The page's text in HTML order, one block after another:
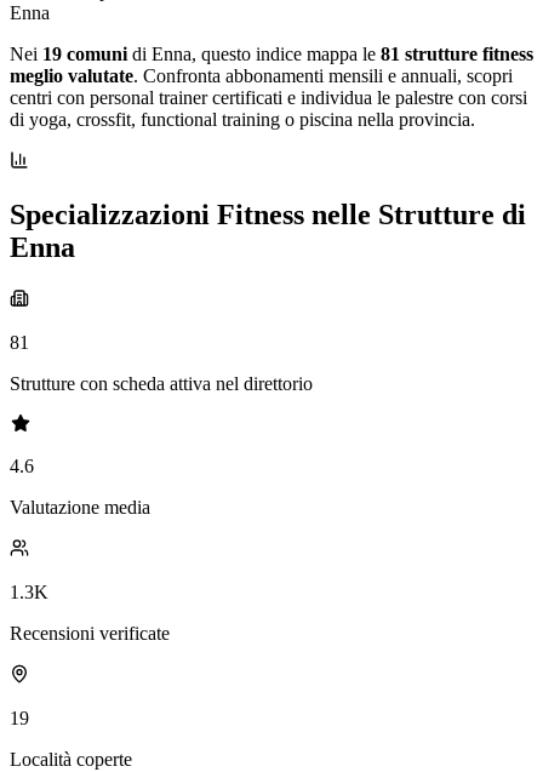
Enna
Nei 19 comuni di Enna, questo indice mappa le 81 strutture fitness
meglio valutate. Confronta abbonamenti mensili e annuali, scopri
centri con personal trainer certificati e individua le palestre con corsi
di yoga, crossfit, functional training o piscina nella provincia.
Specializzazioni Fitness nelle Strutture di
Enna
81
Strutture con scheda attiva nel direttorio
4.6
Valutazione media
1.3K
Recensioni verificate
19
Località coperte